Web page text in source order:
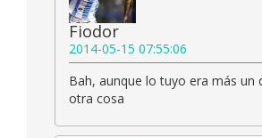
Fiodor
2014-05-15 07:55:06
Bah, aunque lo tuyo era más un
otra cosa